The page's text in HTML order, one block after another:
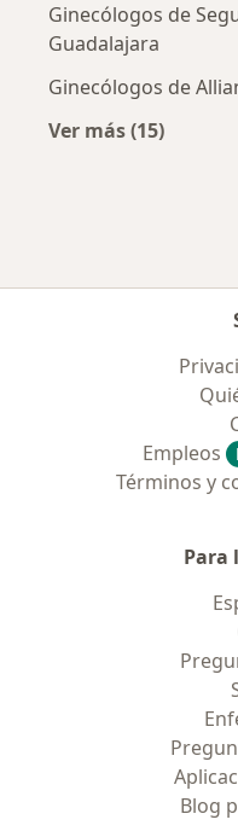
Ginecólogos de
Guadalajara
Ginecólogos de
Ver más (15)
Empleos
Términos y
Para
Blog